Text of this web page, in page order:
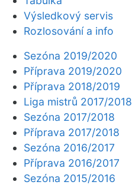
Výsledkový servis
Rozlosování a info
Sezóna 2019/2020
Příprava 2019/2020
Příprava 2018/2019
Liga mistrů 2017/2018
Sezóna 2017/2018
Příprava 2017/2018
Sezóna 2016/2017
Příprava 2016/2017
Sezóna 2015/2016